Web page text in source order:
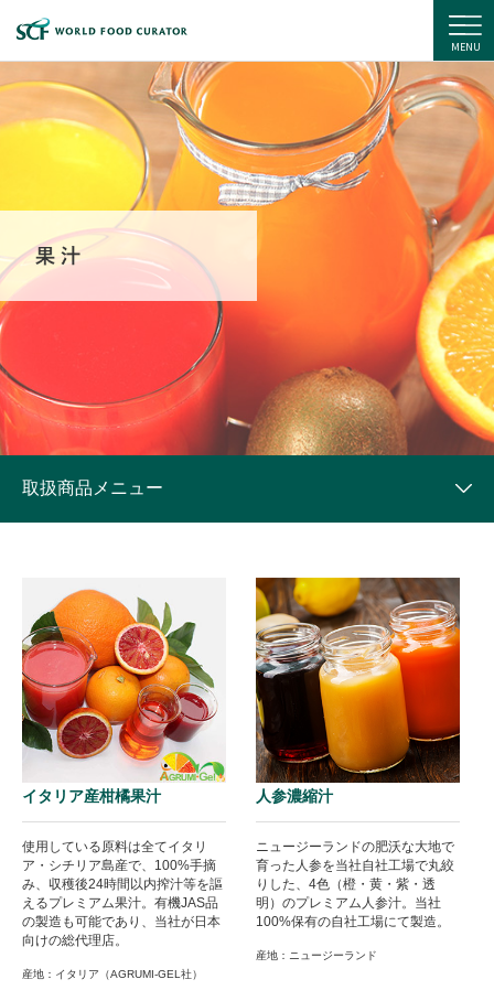
住商フーズ株式会社
MENU
取扱商品メニュー
イタリア産柑橘果汁
使用している原料は全てイタリ
ア・シチリア島産で、100%手摘
み、収穫後24時間以内搾汁等を謳
えるプレミアム果汁。有機JAS品
の製造も可能であり、当社が日本
向けの総代理店。
産地：イタリア（AGRUMI-GEL社）
人参濃縮汁
ニュージーランドの肥沃な大地で
育った人参を当社自社工場で丸絞
りした、4色（橙・黄・紫・透
明）のプレミアム人参汁。当社
100%保有の自社工場にて製造。
産地：ニュージーランド